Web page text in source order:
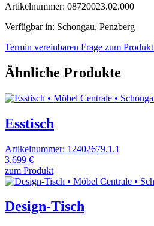
Artikelnummer: 08720023.02.000
Verfügbar in: Schongau, Penzberg
Termin vereinbaren Frage zum Produkt
Ähnliche Produkte
Esstisch
Artikelnummer: 12402679.1.1
3.699 €
zum Produkt
Design-Tisch